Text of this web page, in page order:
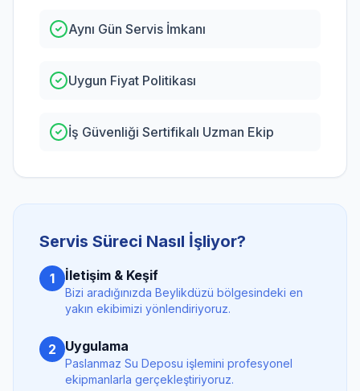
Aynı Gün Servis İmkanı
Uygun Fiyat Politikası
İş Güvenliği Sertifikalı Uzman Ekip
Servis Süreci Nasıl İşliyor?
1 İletişim & Keşif
Bizi aradığınızda Beylikdüzü bölgesindeki en
yakın ekibimizi yönlendiriyoruz.
2 Uygulama
Paslanmaz Su Deposu işlemini profesyonel
ekipmanlarla gerçekleştiriyoruz.